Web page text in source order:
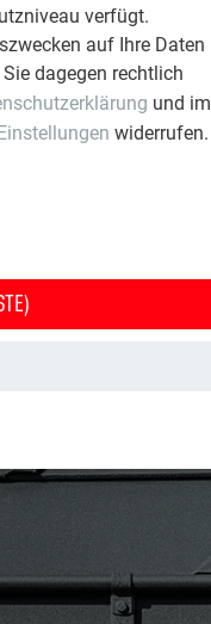
verfügt.
auf Ihre Daten
dagegen rechtlich
und im
widerrufen.